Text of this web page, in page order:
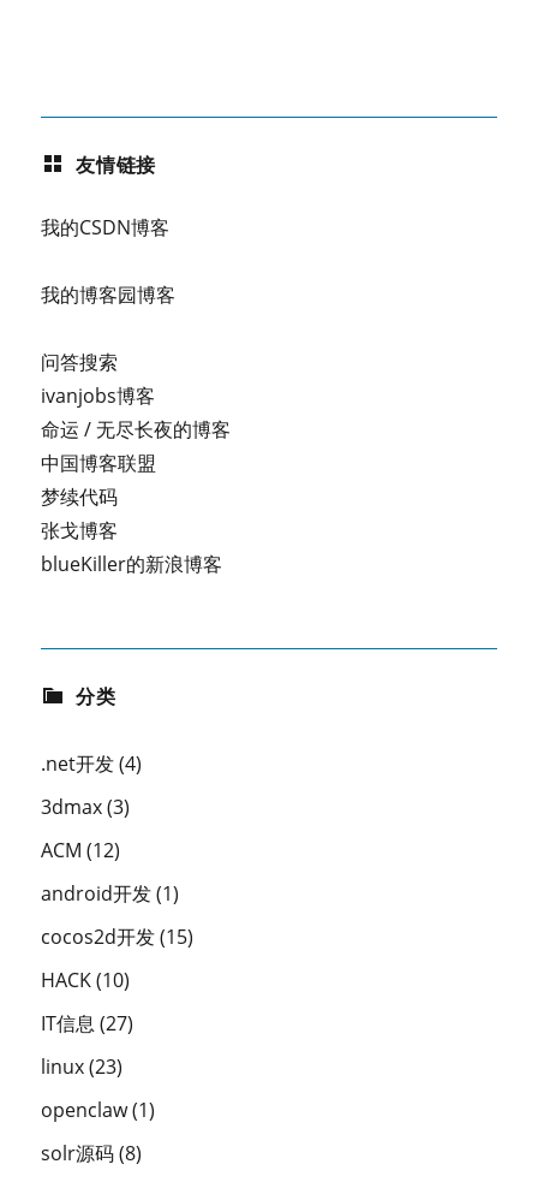
友情链接
我的CSDN博客
我的博客园博客
问答搜索
ivanjobs博客
命运 / 无尽长夜的博客
中国博客联盟
梦续代码
张戈博客
blueKiller的新浪博客
分类
.net开发(4)
3dmax(3)
ACM (12)
android开发(1)
cocos2d开发(15)
HACK(10)
IT信息 (27)
linux(23)
openclaw(1)
solr源码(8)